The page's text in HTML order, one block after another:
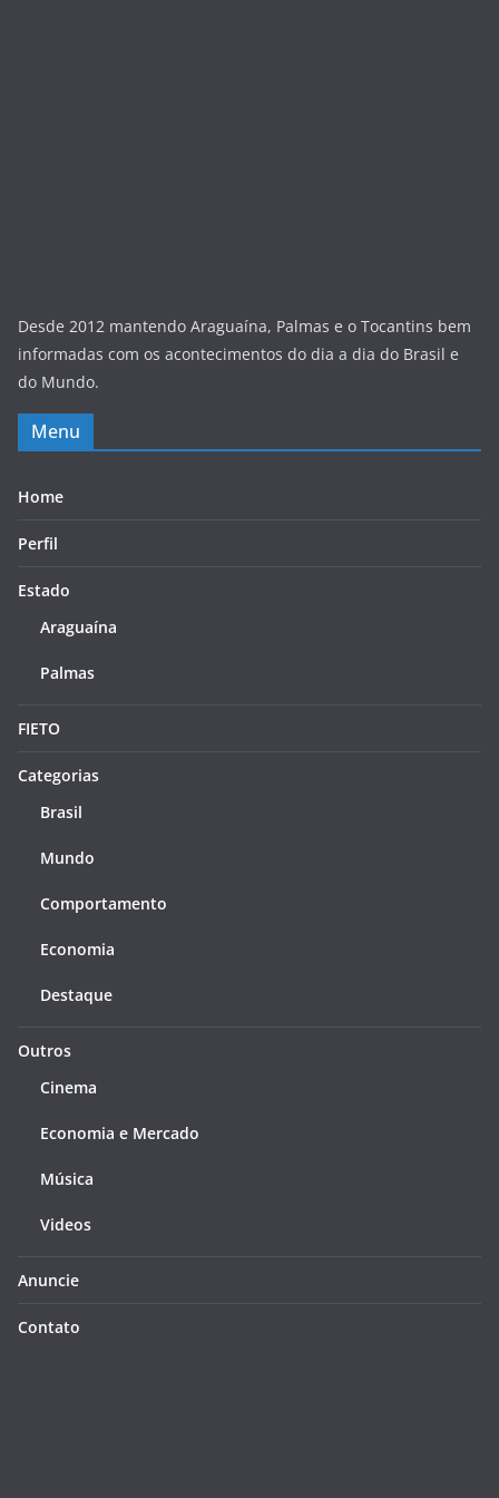
Desde 2012 mantendo Araguaína, Palmas e o Tocantins bem
informadas com os acontecimentos do dia a dia do Brasil e
do Mundo.
Menu
Home
Perfil
Estado
Araguaína
Palmas
FIETO
Categorias
Brasil
Mundo
Comportamento
Economia
Destaque
Outros
Cinema
Economia e Mercado
Música
Videos
Anuncie
Contato